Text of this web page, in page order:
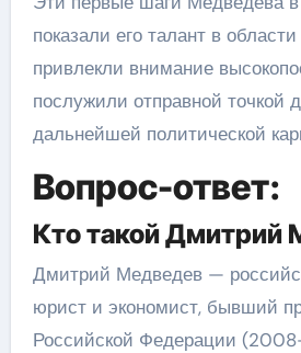
показали его талант в
привлекли внимание
послужили отправной точкой
дальнейшей политической
Вопрос-ответ:
Кто такой Дмитрий
Дмитрий Медведев —
юрист и экономист, бывший
Российской Федерации